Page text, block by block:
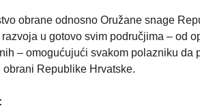
obrane odnosno Oružane snage
u gotovo svim područjima – od
– omogućujući svakom polazniku da
obrani Republike Hrvatske.